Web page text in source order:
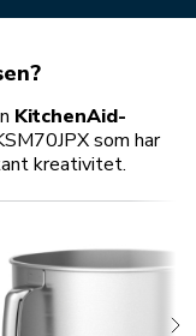
KitchenAid-
som har
kreativitet.